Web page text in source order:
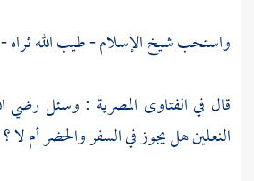
واستحبشيخ الإسلام- طيب الله ثراه
قال في الفتاوى المصرية : وسئل رضي
النعلين هل يجوز في السفر والحضر أم لا